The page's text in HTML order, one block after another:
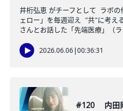
井桁弘恵 がチーフとして ラボ
ェロー」を毎週迎え "共"に考え
さんとお話した「先端医療」（ラ
2026.06.06 |00:36:31
#120 内田